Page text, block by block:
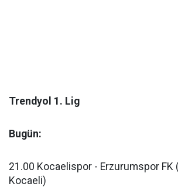
Trendyol 1. Lig
Bugün:
21.00 Kocaelispor - Erzurumspor FK
Kocaeli)